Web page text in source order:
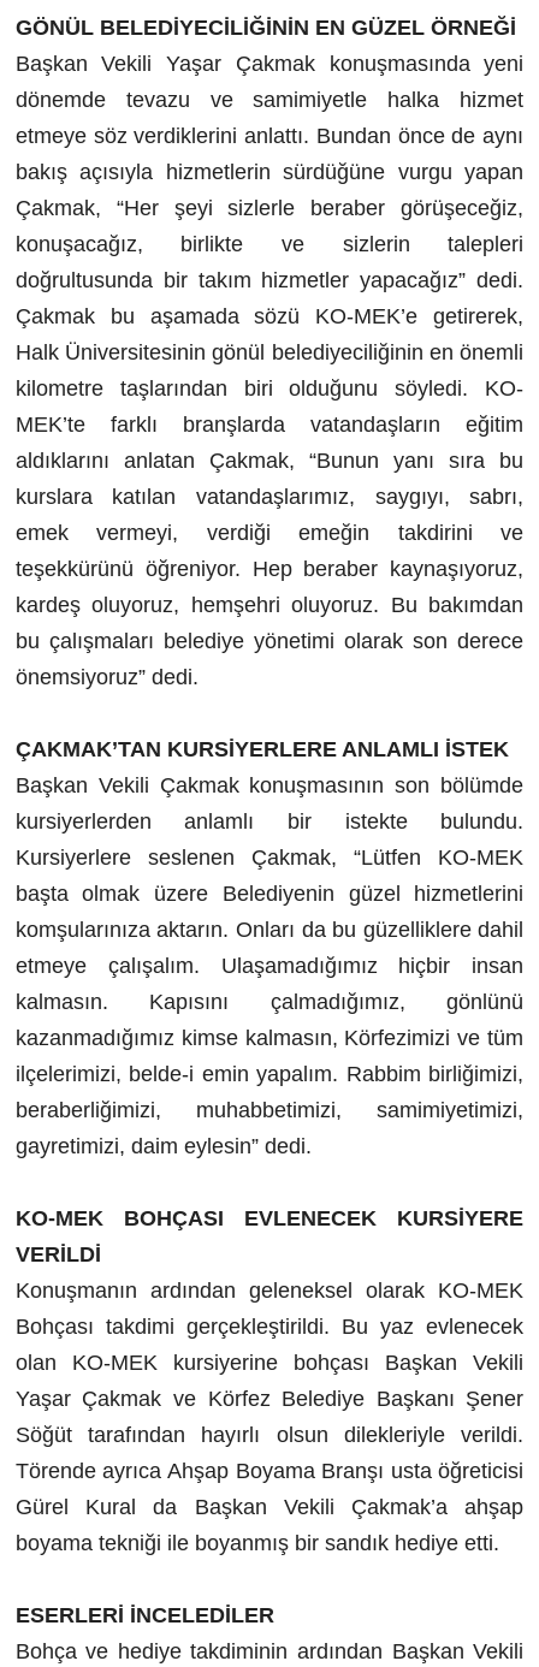
GÖNÜL BELEDİYECİLİĞİNİN EN GÜZEL ÖRNEĞİ
Başkan Vekili Yaşar Çakmak konuşmasında yeni
dönemde tevazu ve samimiyetle halka hizmet
etmeye söz verdiklerini anlattı. Bundan önce de aynı
bakış açısıyla hizmetlerin sürdüğüne vurgu yapan
Çakmak, “Her şeyi sizlerle beraber görüşeceğiz,
konuşacağız, birlikte ve sizlerin talepleri
doğrultusunda bir takım hizmetler yapacağız” dedi.
Çakmak bu aşamada sözü KO-MEK’e getirerek,
Halk Üniversitesinin gönül belediyeciliğinin en önemli
kilometre taşlarından biri olduğunu söyledi. KO-
MEK’te farklı branşlarda vatandaşların eğitim
aldıklarını anlatan Çakmak, “Bunun yanı sıra bu
kurslara katılan vatandaşlarımız, saygıyı, sabrı,
emek vermeyi, verdiği emeğin takdirini ve
teşekkürünü öğreniyor. Hep beraber kaynaşıyoruz,
kardeş oluyoruz, hemşehri oluyoruz. Bu bakımdan
bu çalışmaları belediye yönetimi olarak son derece
önemsiyoruz” dedi.
ÇAKMAK’TAN KURSİYERLERE ANLAMLI İSTEK
Başkan Vekili Çakmak konuşmasının son bölümde
kursiyerlerden anlamlı bir istekte bulundu.
Kursiyerlere seslenen Çakmak, “Lütfen KO-MEK
başta olmak üzere Belediyenin güzel hizmetlerini
komşularınıza aktarın. Onları da bu güzelliklere dahil
etmeye çalışalım. Ulaşamadığımız hiçbir insan
kalmasın. Kapısını çalmadığımız, gönlünü
kazanmadığımız kimse kalmasın, Körfezimizi ve tüm
ilçelerimizi, belde-i emin yapalım. Rabbim birliğimizi,
beraberliğimizi, muhabbetimizi, samimiyetimizi,
gayretimizi, daim eylesin” dedi.
KO-MEK BOHÇASI EVLENECEK KURSİYERE
VERİLDİ
Konuşmanın ardından geleneksel olarak KO-MEK
Bohçası takdimi gerçekleştirildi. Bu yaz evlenecek
olan KO-MEK kursiyerine bohçası Başkan Vekili
Yaşar Çakmak ve Körfez Belediye Başkanı Şener
Söğüt tarafından hayırlı olsun dilekleriyle verildi.
Törende ayrıca Ahşap Boyama Branşı usta öğreticisi
Gürel Kural da Başkan Vekili Çakmak’a ahşap
boyama tekniği ile boyanmış bir sandık hediye etti.
ESERLERİ İNCELEDİLER
Bohça ve hediye takdiminin ardından Başkan Vekili